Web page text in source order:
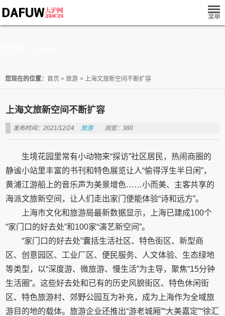
您现在的位置： 首页 > 旅游 > 上海文旅新空间不断扩容
上海文旅新空间不断扩容
发布时间：2021/12/24 旅游 浏览：380
生境花园里常有小动物来“探访”社区居民，热闹商圈的
静谧小站里丰富的书刊和特色展览让人“偷得浮生半日闲”，
黄浦江游船上的音乐声为美景增色……小而美、主客共享的
海派文旅新空间，让人们走出家门便能体验“诗和远方”。
上海市文化和旅游局最新数据显示，上海已建成100个
“家门口的好去处”和100家“演艺新空间”。
“家门口的好去处”囊括生活社区、特色街区、新型商
区、创意园区、工业厂区、便民服务、人文体验、生态绿地
等类型，以“深度游、微旅游、慢生活”为主导，聚焦“15分钟
生活圈”。这些好去处和已有的历史风貌街区、特色休闲街
区、特色旅游村、郊野公园互为补充，成为上海作为全域旅
游目的地的载体。旅游企业还推出“游老城厢”“大美嘉定”“徐汇